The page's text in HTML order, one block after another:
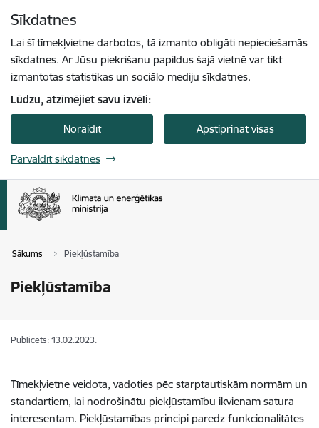
Sīkdatnes
Lai šī tīmekļvietne darbotos, tā izmanto obligāti nepieciešamās
sīkdatnes. Ar Jūsu piekrišanu papildus šajā vietnē var tikt
izmantotas statistikas un sociālo mediju sīkdatnes.
Lūdzu, atzīmējiet savu izvēli:
Noraidīt Apstiprināt visas
Pārvaldīt sīkdatnes
Sākums Piekļūstamība
Piekļūstamība
Publicēts: 13.02.2023.
Tīmekļvietne veidota, vadoties pēc starptautiskām normām un
standartiem, lai nodrošinātu piekļūstamību ikvienam satura
interesentam. Piekļūstamības principi paredz funkcionalitātes